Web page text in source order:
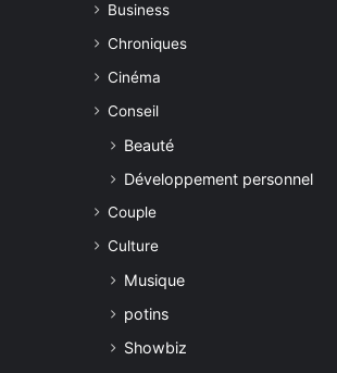
Business
Chroniques
Cinéma
Conseil
Beauté
Développement personnel
Couple
Culture
Musique
potins
Showbiz